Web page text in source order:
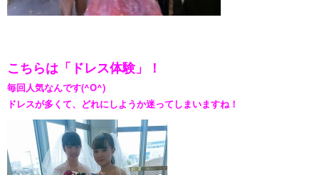
こちらは「ドレス体験」！
毎回人気なんです(^O^)
ドレスが多くて、どれにしようか迷ってしまいますね！